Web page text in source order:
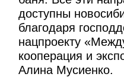
доступны
благодаря
нацпроекту
кооперация и
Алина Мусиенко.